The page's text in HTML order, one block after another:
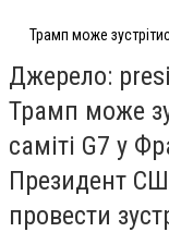
Трамп може
Джерело:
Трамп може
саміті G7 у
Президент
провести